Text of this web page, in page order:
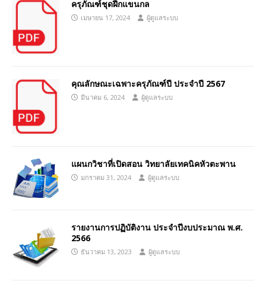
ครุภัณฑ์ชุดฝีกแขนกล
เมษายน 17, 2024 ผู้ดูแลระบบ
คุณลักษณะเฉพาะครุภัณฑ์ปี ประจำปี 2567
มีนาคม 6, 2024 ผู้ดูแลระบบ
แผนกวิชาที่เปิดสอน วิทยาลัยเทคนิคหัวตะพาน
มกราคม 31, 2024 ผู้ดูแลระบบ
รายงานการปฏิบัติงาน ประจำปีงบประมาณ พ.ศ.
2566
ธันวาคม 13, 2023 ผู้ดูแลระบบ